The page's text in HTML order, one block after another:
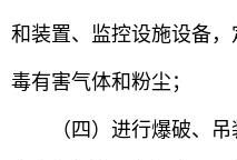
和装置、监控设施设备
毒有害气体和粉尘；
（四）进行爆破、吊